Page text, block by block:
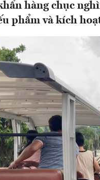
hàng chục
phẩm và kích